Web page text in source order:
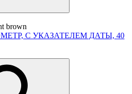
brown
С УКАЗАТЕЛЕМ ДАТЫ, 40